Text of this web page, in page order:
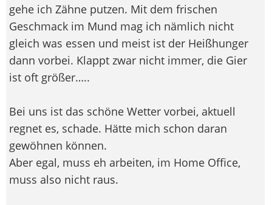
gehe ich Zähne putzen. Mit dem frischen
Geschmack im Mund mag ich nämlich nicht
gleich was essen und meist ist der Heißhunger
dann vorbei. Klappt zwar nicht immer, die Gier
ist oft größer…..
Bei uns ist das schöne Wetter vorbei, aktuell
regnet es, schade. Hätte mich schon daran
gewöhnen können.
Aber egal, muss eh arbeiten, im Home Office,
muss also nicht raus.